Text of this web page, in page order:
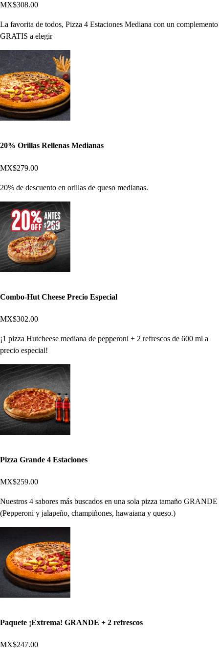
MX$308.00
La favorita de todos, Pizza 4 Estaciones Mediana con un complemento
GRATIS a elegir
20% Orillas Rellenas Medianas
MX$279.00
20% de descuento en orillas de queso medianas.
Combo-Hut Cheese Precio Especial
MX$302.00
¡1 pizza Hutcheese mediana de pepperoni + 2 refrescos de 600 ml a
precio especial!
Pizza Grande 4 Estaciones
MX$259.00
Nuestros 4 sabores más buscados en una sola pizza tamaño GRANDE
(Pepperoni y jalapeño, champiñones, hawaiana y queso.)
Paquete ¡Extrema! GRANDE + 2 refrescos
MX$247.00